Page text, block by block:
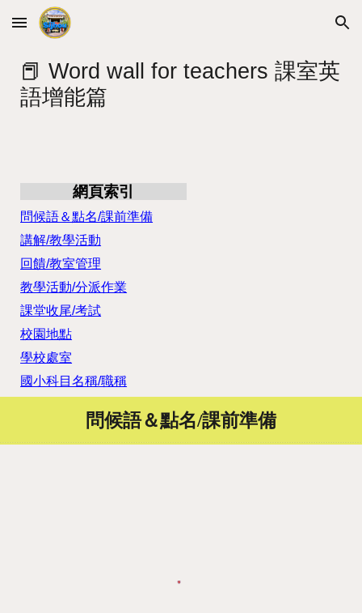
Skip to main content Skip to navigation
📕 Word wall for teachers 課室英
語增能篇
網頁索引
問候語＆點名/課前準備
講解/教學活動
回饋/教室管理
教學活動/分派作業
課堂收尾/考試
校園地點
學校處室
國小科目名稱/職稱
問候語＆點名/課前準備